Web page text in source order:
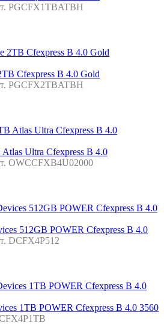
PGCFX1TBATBH
Cfexpress B 4.0 Gold
PGCFX2TBATBH
Ultra Cfexpress B 4.0
OWCCFXB4U02000
512GB POWER Cfexpress B 4.0
DCFX4P512
1TB POWER Cfexpress B 4.0 3560